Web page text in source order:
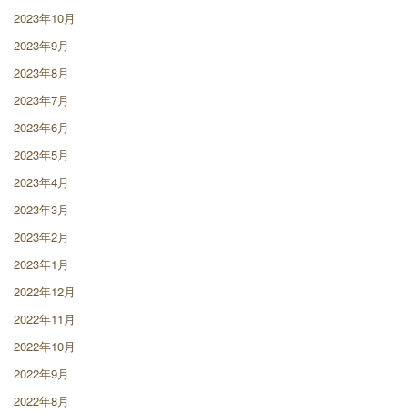
2023年10月
2023年9月
2023年8月
2023年7月
2023年6月
2023年5月
2023年4月
2023年3月
2023年2月
2023年1月
2022年12月
2022年11月
2022年10月
2022年9月
2022年8月